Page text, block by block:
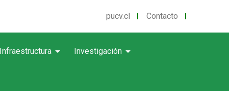
pucv.cl Contacto
Infraestructura arrow_drop_down Investigación arrow_drop_down